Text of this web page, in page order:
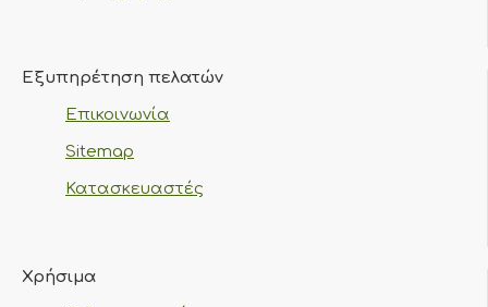
Εξυπηρέτηση πελατών
Επικοινωνία
Sitemap
Κατασκευαστές
Χρήσιμα